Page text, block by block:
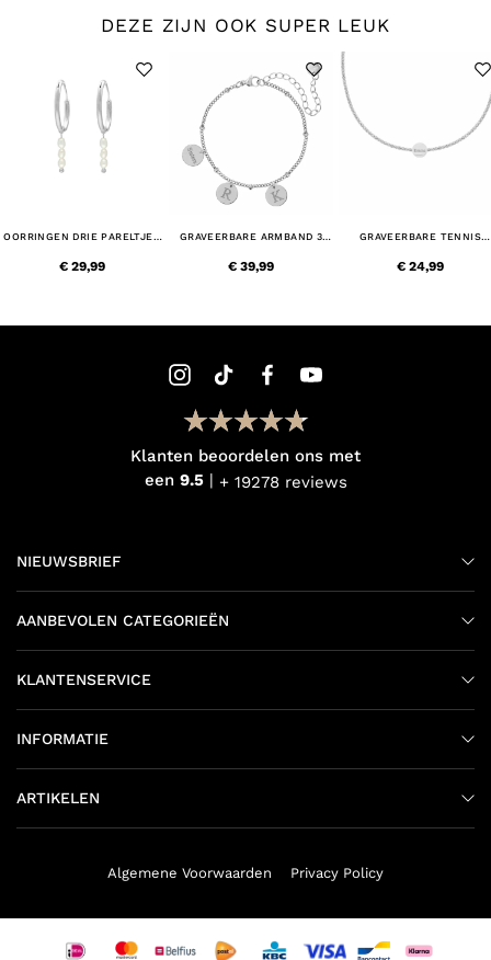
DEZE ZIJN OOK SUPER LEUK
OORRINGEN DRIE PARELTJES
€ 29,99
GRAVEERBARE ARMBAND 3
€ 39,99
GRAVEERBARE TENNIS
€ 24,99
Klanten beoordelen ons met
een 9.5 + 19278 reviews
NIEUWSBRIEF
AANBEVOLEN CATEGORIEËN
KLANTENSERVICE
INFORMATIE
ARTIKELEN
Algemene Voorwaarden Privacy Policy